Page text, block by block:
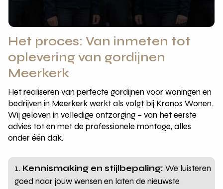
Het proces: Van inmeten tot
oplevering van gordijnen
Meerkerk
Het realiseren van perfecte gordijnen voor woningen en
bedrijven in Meerkerk werkt als volgt bij Kronos Wonen.
Wij geloven in volledige ontzorging – van het eerste
advies tot en met de professionele montage, alles
onder één dak.
Kennismaking en stijlbepaling: We luisteren
goed naar jouw wensen en laten de nieuwste